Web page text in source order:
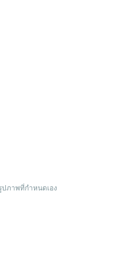
ภาพที่กำหนดเอง